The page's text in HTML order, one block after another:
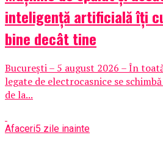
inteligență artificială îți
bine decât tine
București – 5 august 2026 – În
legate de electrocasnice se
de la...
Afaceri5 zile inainte